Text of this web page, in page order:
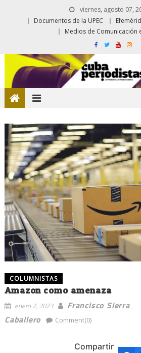
viernes, agosto 07,
Documentos de la UPEC
Medios de Comunicación
COLUMNISTAS
Amazon como amenaza
enero 2, 2023
Francisco Sierra
Caballero
Comment(0)
Compartir